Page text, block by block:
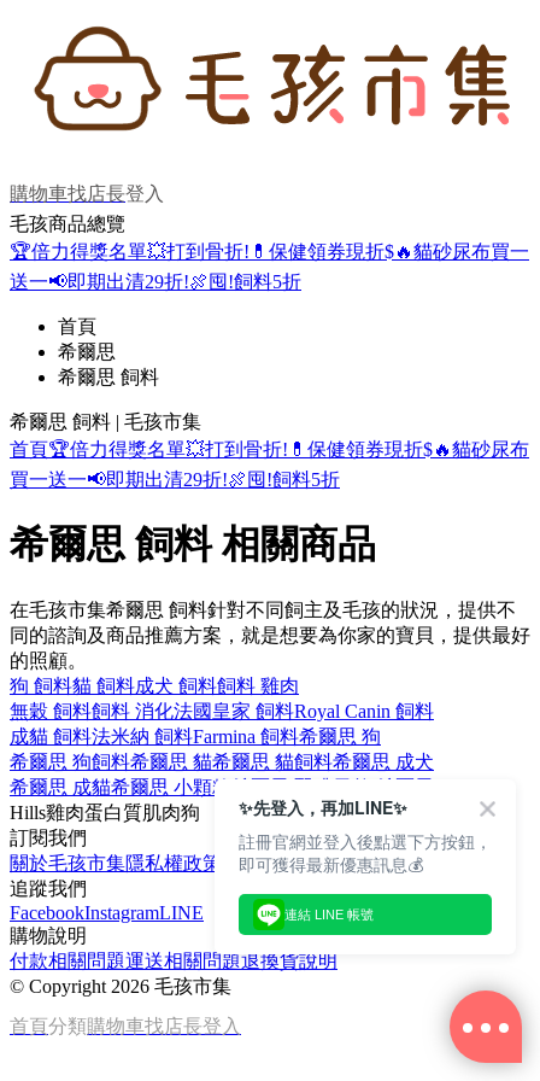
購物車找店長登入
毛孩商品總覽
🏆倍力得獎名單💥打到骨折! 💊保健領券現折$🔥貓砂尿布買一
送一📢即期出清29折!🍖囤!飼料5折
首頁
希爾思
希爾思 飼料
希爾思 飼料 | 毛孩市集
首頁🏆倍力得獎名單💥打到骨折! 💊保健領券現折$🔥貓砂尿布
買一送一📢即期出清29折!🍖囤!飼料5折
希爾思 飼料 相關商品
在毛孩市集希爾思 飼料針對不同飼主及毛孩的狀況，提供不
同的諮詢及商品推薦方案，就是想要為你家的寶貝，提供最好
的照顧。
狗 飼料貓 飼料成犬 飼料飼料 雞肉
無穀 飼料飼料 消化法國皇家 飼料Royal Canin 飼料
成貓 飼料法米納 飼料Farmina 飼料希爾思 狗
希爾思 狗飼料希爾思 貓希爾思 貓飼料希爾思 成犬
希爾思 成貓希爾思 小顆粒
Hills雞肉蛋白質肌肉狗
訂閱我們
關於毛孩市集隱私權政策
文章
追蹤我們
FacebookInstagramLINE
購物說明
付款相關問題運送相關問題退換貨說明
© Copyright 2026 毛孩市集
首頁分類購物車找店長登入
✨先登入，再加LINE✨
註冊官網並登入後點選下方按鈕，
即可獲得最新優惠訊息💰
連結 LINE 帳號